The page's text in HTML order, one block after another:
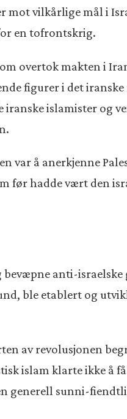
mot vilkårlige mål i
en tofrontskrig.
overtok makten i
figurer i det
islamister og
var å anerkjenne
før hadde vært den
bevæpne anti-
ble etablert og
av revolusjonen
islam klarte ikke å
generell sunni-